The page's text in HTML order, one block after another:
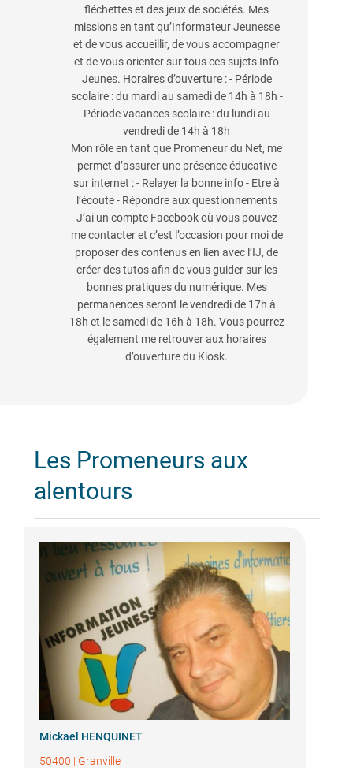
fléchettes et des jeux de sociétés. Mes
missions en tant qu’Informateur Jeunesse
et de vous accueillir, de vous accompagner
et de vous orienter sur tous ces sujets Info
Jeunes. Horaires d’ouverture : - Période
scolaire : du mardi au samedi de 14h à 18h -
Période vacances scolaire : du lundi au
vendredi de 14h à 18h
Mon rôle en tant que Promeneur du Net, me
permet d’assurer une présence éducative
sur internet : - Relayer la bonne info - Etre à
l’écoute - Répondre aux questionnements
J’ai un compte Facebook où vous pouvez
me contacter et c’est l’occasion pour moi de
proposer des contenus en lien avec l’IJ, de
créer des tutos afin de vous guider sur les
bonnes pratiques du numérique. Mes
permanences seront le vendredi de 17h à
18h et le samedi de 16h à 18h. Vous pourrez
également me retrouver aux horaires
d’ouverture du Kiosk.
Les Promeneurs aux
alentours
Mickael HENQUINET
50400 | Granville